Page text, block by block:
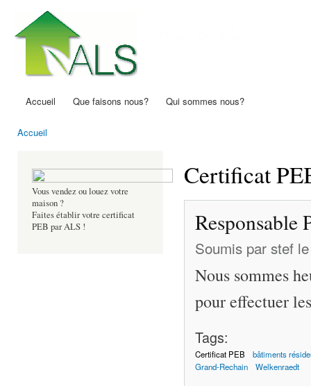
Menu principal
Accueil Que faisons nous? Qui sommes nous?
Accueil
Vous vendez ou louez votre
maison ?
Faites établir votre certificat
PEB par ALS !
Certificat
Responsable
Soumis par stef
Nous sommes
pour effectuer
Tags:
Certificat PEB
bâtiments
Grand-Rechain
Welkenraedt